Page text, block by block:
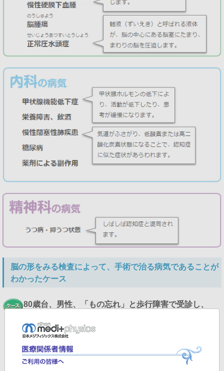
脳の形をみる検査によって、手術で治る病気であることが
わかったケース
80歳台、男性、「もの忘れ」と歩行障害で受診し、
ました。